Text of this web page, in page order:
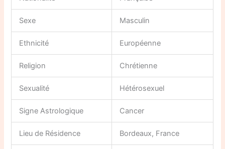
Sexe Masculin
Ethnicité Européenne
Religion Chrétienne
Sexualité Hétérosexuel
Signe Astrologique Cancer
Lieu de Résidence Bordeaux, France